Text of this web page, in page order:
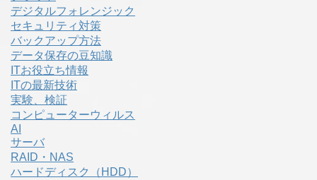
デジタルフォレンジック
セキュリティ対策
バックアップ方法
データ保存の豆知識
ITお役立ち情報
ITの最新技術
実験、検証
コンピューターウィルス
AI
サーバ
RAID・NAS
ハードディスク（HDD）